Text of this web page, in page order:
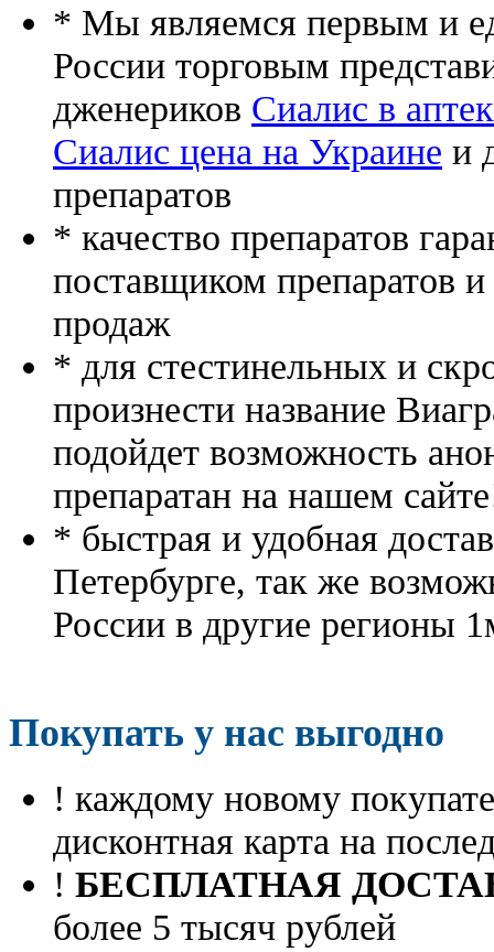
* Мы являемся первым и
России торговым
дженериков Сиалис в
Сиалис цена на Украине и
препаратов
* качество препаратов
поставщиком препаратов
продаж
* для стестинельных и
произнести название
подойдет возможность
препаратан на нашем
* быстрая и удобная
Петербурге, так же
России в другие регионы
Покупать у нас выгодно
! каждому новому
дисконтная карта на
! БЕСПЛАТНАЯ
более 5 тысяч рублей